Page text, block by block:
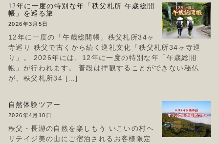
12年に一度の特別な年「秩父札所 午歳総開
帳」を巡る旅
2026年3月5日
12年に一度の「午歳総開帳」秩父札所34ヶ
寺巡り 秩父で古くから続く巡礼文化「秩父札所34ヶ寺巡
り」。 2026年には、12年に一度の特別な年「午歳総開
帳」が行われます。 普段は拝観することができない秘仏
が、秩父札所34 […]
自然体験ツアー
2026年4月10日
秩父・長瀞の自然を楽しもう いこいの村ヘ
リテイジ美の山にご宿泊されるお客様限定